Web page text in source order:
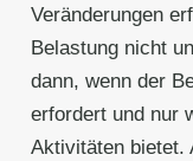
Veränderungen
Belastung nicht
dann, wenn der
erfordert und nur
Aktivitäten bietet.